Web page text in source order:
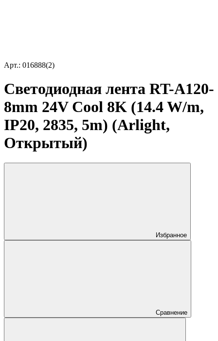
Арт.: 016888(2)
Светодиодная лента RT-A120-
8mm 24V Cool 8K (14.4 W/m,
IP20, 2835, 5m) (Arlight,
Открытый)
Избранное
Сравнение